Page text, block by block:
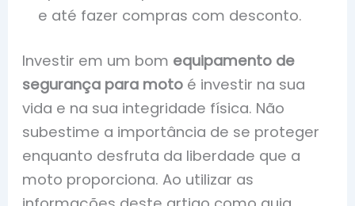
e até fazer compras com desconto.
Investir em um bom equipamento de
segurança para moto é investir na sua
vida e na sua integridade física. Não
subestime a importância de se proteger
enquanto desfruta da liberdade que a
moto proporciona. Ao utilizar as